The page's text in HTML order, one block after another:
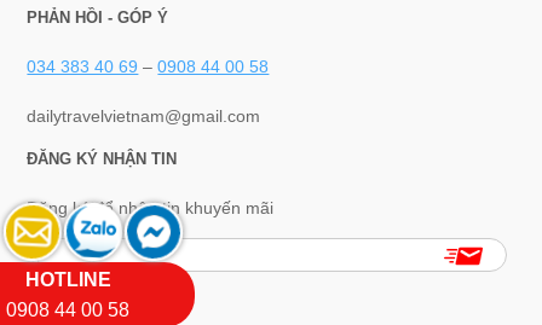
PHẢN HỒI - GÓP Ý
034 383 40 69 –0908 44 00 58
dailytravelvietnam@gmail.com
ĐĂNG KÝ NHẬN TIN
Đăng ký để nhận tin khuyến mãi
HOTLINE
0908 44 00 58